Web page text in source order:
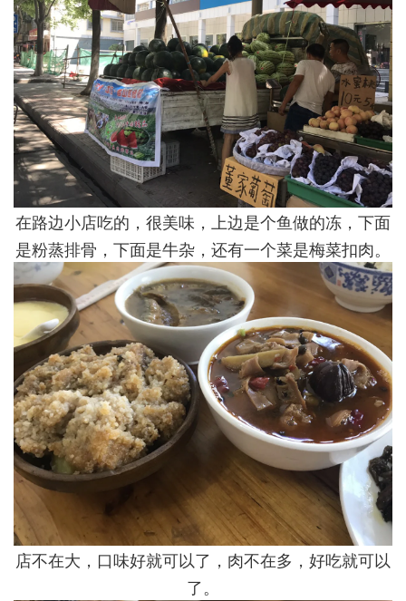
在路边小店吃的，很美味，上边是个鱼做的冻，下面
是粉蒸排骨，下面是牛杂，还有一个菜是梅菜扣肉。
店不在大，口味好就可以了，肉不在多，好吃就可以
了。